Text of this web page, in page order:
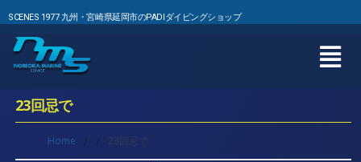
SCENES 1977 九州・宮崎県延岡市のPADIダイビングショップ
23回忌で
Home / / 23回忌で